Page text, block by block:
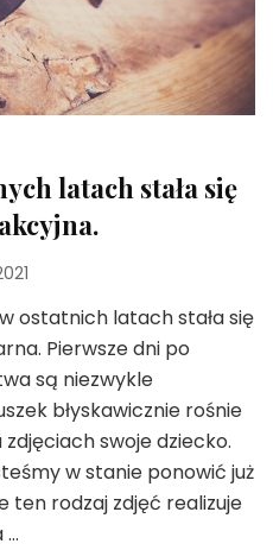
latach stała się
ostatnich latach stała się
Pierwsze dni po
są niezwykle
błyskawicznie rośnie
swoje dziecko.
w stanie ponowić już
ten rodzaj zdjęć realizuje
…